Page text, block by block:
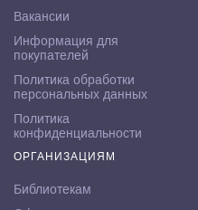
Вакансии
Информация для
покупателей
Политика обработки
персональных данных
Политика
конфиденциальности
ОРГАНИЗАЦИЯМ
Библиотекам